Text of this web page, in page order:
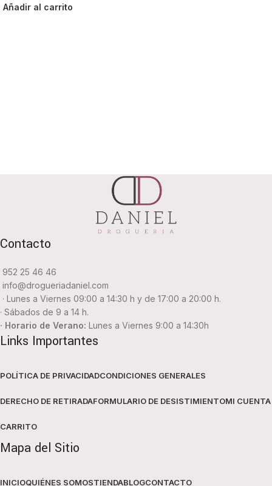
Añadir al carrito
Contacto
952 25 46 46
info@drogueriadaniel.com
· Lunes a Viernes 09:00 a 14:30 h y de 17:00 a 20:00 h.
· Sábados de 9 a 14 h.
· Horario de Verano: Lunes a Viernes 9:00 a 14:30h
Links Importantes
POLÍTICA DE PRIVACIDADCONDICIONES GENERALES
DERECHO DE RETIRADAFORMULARIO DE DESISTIMIENTOMI CUENTA
CARRITO
Mapa del Sitio
INICIOQUIÉNES SOMOSTIENDABLOGCONTACTO